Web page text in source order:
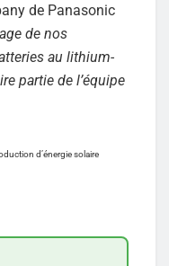
de Panasonic
de nos
au lithium-
partie de l’équipe
d’énergie solaire